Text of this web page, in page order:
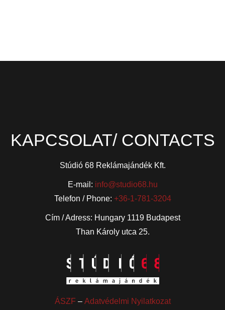
KAPCSOLAT/ CONTACTS
Stúdió 68 Reklámajándék Kft.
E-mail: info@studio68.hu
Telefon / Phone: +36-1-781-3204
Cím / Adress: Hungary 1119 Budapest
Than Károly utca 25.
ÁSZF – Adatvédelmi Nyilatkozat